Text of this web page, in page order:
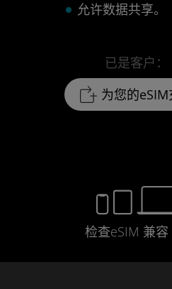
允许数据共享。
已是客户：
为您的eSIM
检查eSIM 兼容